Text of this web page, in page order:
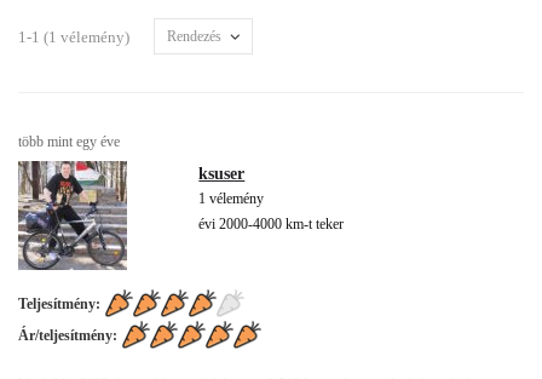
1-1 (1 vélemény) Rendezés
több mint egy éve
ksuser
1 vélemény
évi 2000-4000 km-t teker
Teljesítmény:
Ár/teljesítmény: